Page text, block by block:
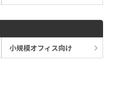
小規模オフィス向け